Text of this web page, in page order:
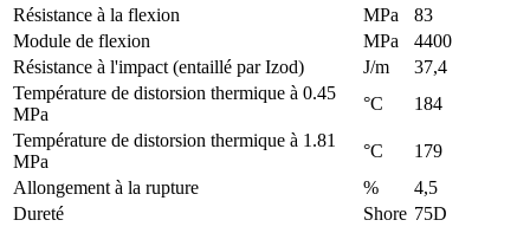
Résistance à la flexion
MPa
83
Module de flexion
MPa
4400
Résistance à l'impact (entaillé par Izod)
J/m
37,4
Température de distorsion thermique à 0.45
MPa
°C
184
Température de distorsion thermique à 1.81
MPa
°C
179
Allongement à la rupture
%
4,5
Dureté
Shore 75D